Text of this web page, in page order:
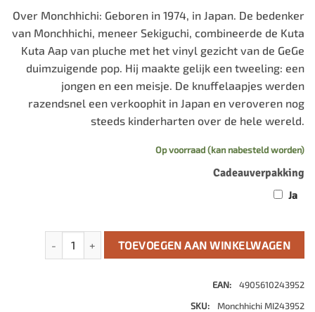
Over Monchhichi: Geboren in 1974, in Japan. De bedenker
van Monchhichi, meneer Sekiguchi, combineerde de Kuta
Kuta Aap van pluche met het vinyl gezicht van de GeGe
duimzuigende pop. Hij maakte gelijk een tweeling: een
jongen en een meisje. De knuffelaapjes werden
razendsnel een verkoophit in Japan en veroveren nog
steeds kinderharten over de hele wereld.
Op voorraad (kan nabesteld worden)
Cadeauverpakking
Ja
Sleutelhanger Tye Die meisje (10 cm) aantal
TOEVOEGEN AAN WINKELWAGEN
EAN:
4905610243952
SKU:
Monchhichi MI243952